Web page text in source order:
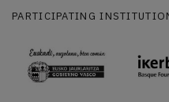
PARTICIPATING